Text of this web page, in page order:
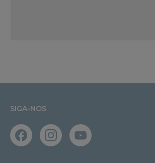
SIGA-NOS